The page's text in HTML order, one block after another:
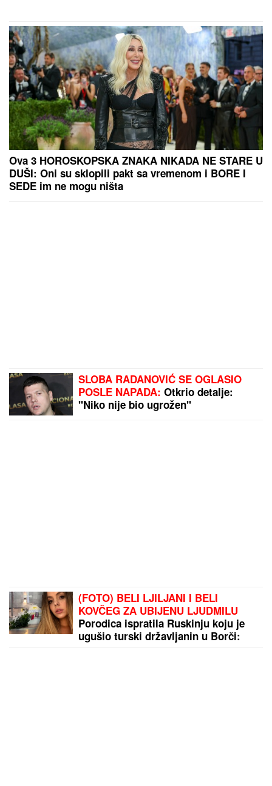
Ova 3 HOROSKOPSKA ZNAKA NIKADA NE STARE U
DUŠI: Oni su sklopili pakt sa vremenom i BORE I
SEDE im ne mogu ništa
SLOBA RADANOVIĆ SE OGLASIO
POSLE NAPADA: Otkrio detalje:
"Niko nije bio ugrožen"
(FOTO) BELI LJILJANI I BELI
KOVČEG ZA UBIJENU LJUDMILU
Porodica ispratila Ruskinju koju je
ugušio turski državljanin u Borči: